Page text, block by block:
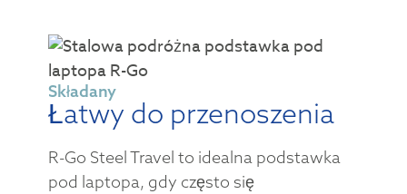
Składany
Łatwy do przenoszenia
R-Go Steel Travel to idealna podstawka
pod laptopa, gdy często się